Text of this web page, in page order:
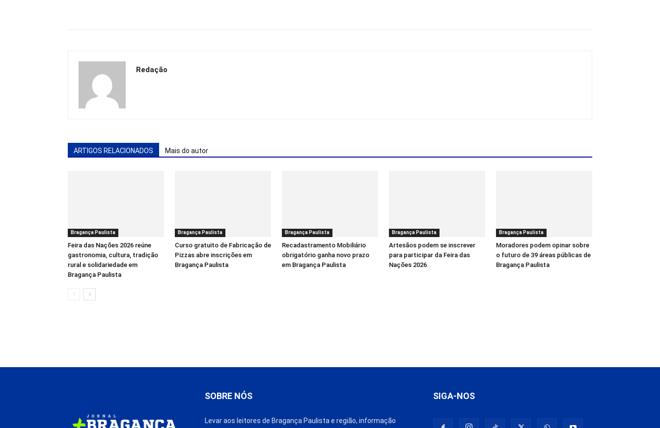
Redação
ARTIGOS RELACIONADOS Mais do autor
Bragança Paulista
Feira das Nações 2026 reúne
gastronomia, cultura, tradição
rural e solidariedade em
Bragança Paulista
Bragança Paulista
Curso gratuito de Fabricação de
Pizzas abre inscrições em
Bragança Paulista
Bragança Paulista
Recadastramento Mobiliário
obrigatório ganha novo prazo
em Bragança Paulista
Bragança Paulista
Artesãos podem se inscrever
para participar da Feira das
Nações 2026
Bragança Paulista
Moradores podem opinar sobre
o futuro de 39 áreas públicas de
Bragança Paulista
SOBRE NÓS
Levar aos leitores de Bragança Paulista e região, informação
SIGA-NOS